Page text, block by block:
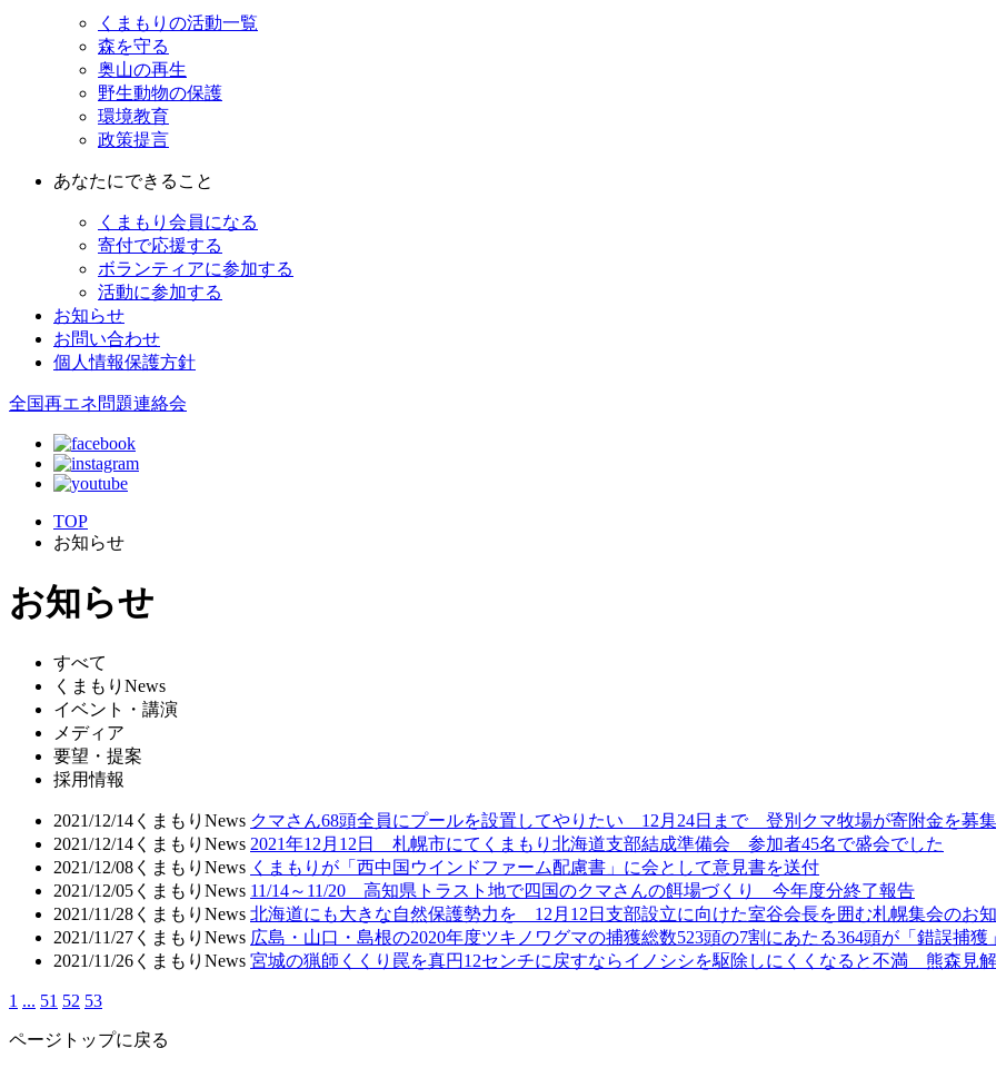
くまもりの活動一覧
森を守る
奥山の再生
野生動物の保護
環境教育
政策提言
あなたにできること
くまもり会員になる
寄付で応援する
ボランティアに参加する
活動に参加する
お知らせ
お問い合わせ
個人情報保護方針
全国再エネ問題連絡会
TOP
お知らせ
お知らせ
すべて
くまもりNews
イベント・講演
メディア
要望・提案
採用情報
2021/12/14 くまもりNews クマさん68頭全員にプールを設置してやりたい 12月24日まで 登別クマ牧場が寄附金を募
2021/12/14 くまもりNews 2021年12月12日 札幌市にてくまもり北海道支部結成準備会 参加者45名で盛会でした
2021/12/08 くまもりNews くまもりが「西中国ウインドファーム配慮書」に会として意見書を送付
2021/12/05 くまもりNews 11/14～11/20 高知県トラスト地で四国のクマさんの餌場づくり 今年度分終了報告
2021/11/28 くまもりNews 北海道にも大きな自然保護勢力を 12月12日支部設立に向けた室谷会長を囲む札幌集会のお
2021/11/27 くまもりNews 広島・山口・島根の2020年度ツキノワグマの捕獲総数523頭の7割にあたる364頭が「錯誤捕獲
2021/11/26 くまもりNews 宮城の猟師くくり罠を真円12センチに戻すならイノシシを駆除しにくくなると不満 熊森見
1 ... 51 52 53
ページトップに戻る